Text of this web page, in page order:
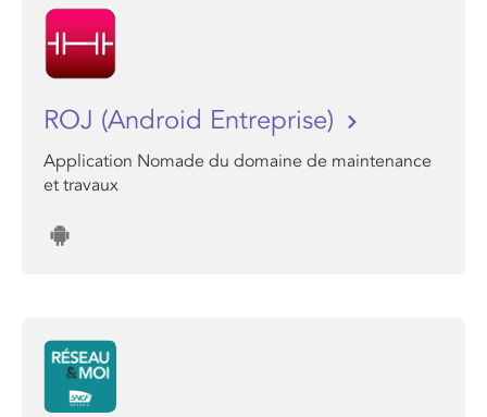
ROJ (Android Entreprise)
Application Nomade du domaine de maintenance
et travaux